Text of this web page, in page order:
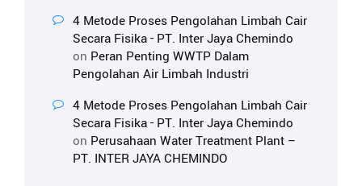
4 Metode Proses Pengolahan Limbah Cair
Secara Fisika - PT. Inter Jaya Chemindo
on Peran Penting WWTP Dalam
Pengolahan Air Limbah Industri
4 Metode Proses Pengolahan Limbah Cair
Secara Fisika - PT. Inter Jaya Chemindo
on Perusahaan Water Treatment Plant –
PT. INTER JAYA CHEMINDO